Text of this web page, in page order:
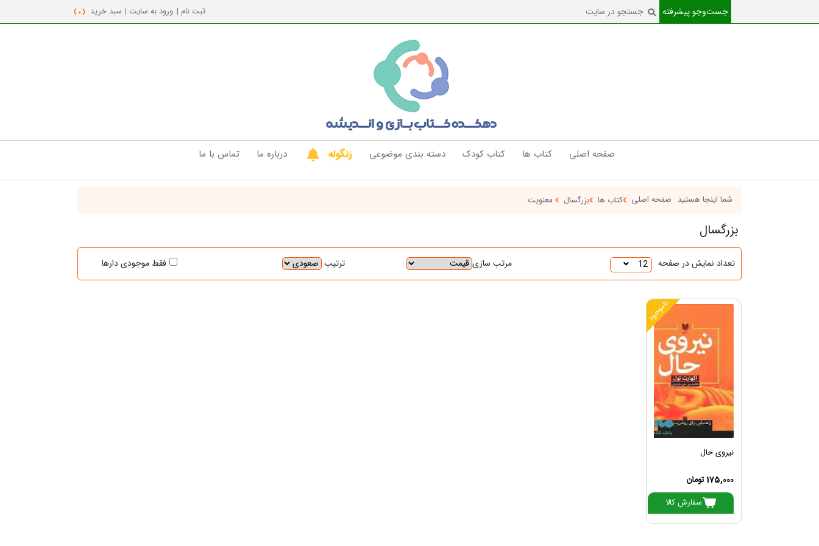
جست‌و‌جو پیشرفته ثبت نام | ورود به سایت | سبد خرید ( 0 )
صفحه اصلی کتاب ها کتاب کودک دسته بندی موضوعی زنگوله درباره ما تماس با ما
شما اینجا هستید صفحه اصلی کتاب ها بزرگسال معنویت
بزرگسال
12 تعداد نمایش در صفحه مرتب سازی ترتیب فقط موجودی دارها
ناموجود
نیروی حال
175,000 تومان
سفارش کالا